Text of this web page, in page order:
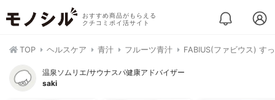
おすすめ商品がもらえる
クチコミポイ活サイト
TOP ヘルスケア 青汁 フルーツ青汁 FABIUS(ファビウス) す
温泉ソムリエ/サウナスパ健康アドバイザー
saki